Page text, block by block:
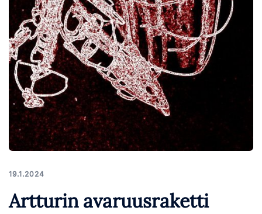
19.1.2024
Artturin avaruusraketti